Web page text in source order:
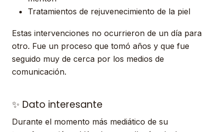
Tratamientos de rejuvenecimiento de la piel
Estas intervenciones no ocurrieron de un día para
otro. Fue un proceso que tomó años y que fue
seguido muy de cerca por los medios de
comunicación.
✨ Dato interesante
Durante el momento más mediático de su